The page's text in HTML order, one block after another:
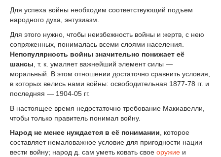
Для успеха войны необходим соответствующий подъем
народного духа, энтузиазм.
Для этого нужно, чтобы неизбежность войны и жертв, с нею
сопряженных, понималась всеми слоями населения.
Непопулярность войны значительно понижает её
шансы , т. к. умаляет важнейший элемент силы —
моральный. В этом отношении достаточно сравнить условия,
в которых велись нами войны: освободительная 1877-78 гг. и
последняя — 1904-05 гг.
В настоящее время недостаточно требование Макиавелли,
чтобы только правитель понимал войну.
Народ не менее нуждается в её понимании, которое
составляет немаловажное условие для пригодности нации
вести войну; народ д. сам уметь ковать свое оружие и